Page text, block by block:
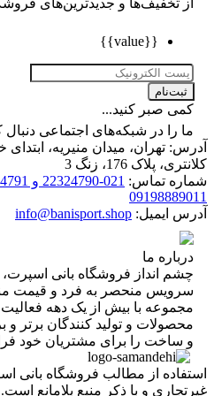
صبر کنید...
را در شبکه‌های اجتماعی دنبال کنید:
تهران، میدان منیریه، ابتدای
پلاک 176، زنگ 3
تماس:
ایمیل: info@banisport.shop
ما
انداز فروشگاه‌ بانی اسپرت، تامین
منحصر به فرد و قیمت مناسب
با بیش از یک دهه فعالیت
و تولید کنندگان برتر و
را برای مشتریان خود فراهم
از مطالب فروشگاه بانی
و با ذکر منبع بلامانع است.